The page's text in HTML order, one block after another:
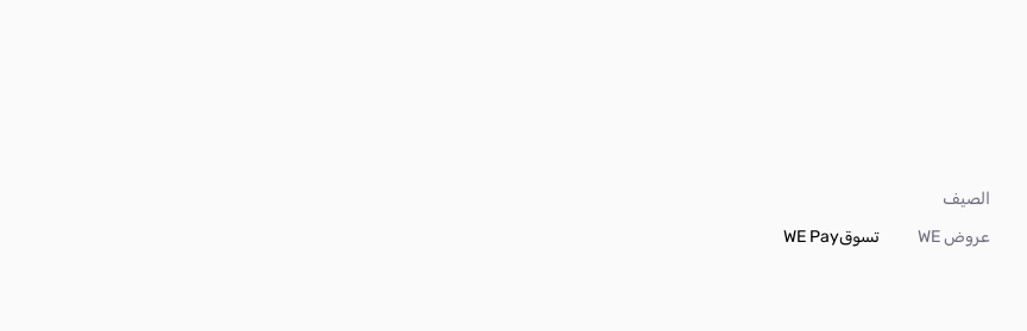
الصيف
عروض WE
تسوقWE Pay